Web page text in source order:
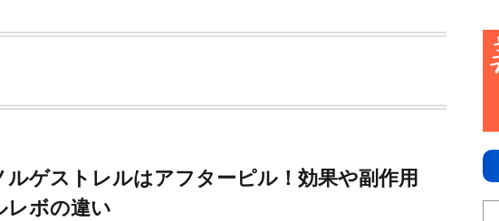
ルゲストレルはアフターピル！効果や副作用
レボの違い